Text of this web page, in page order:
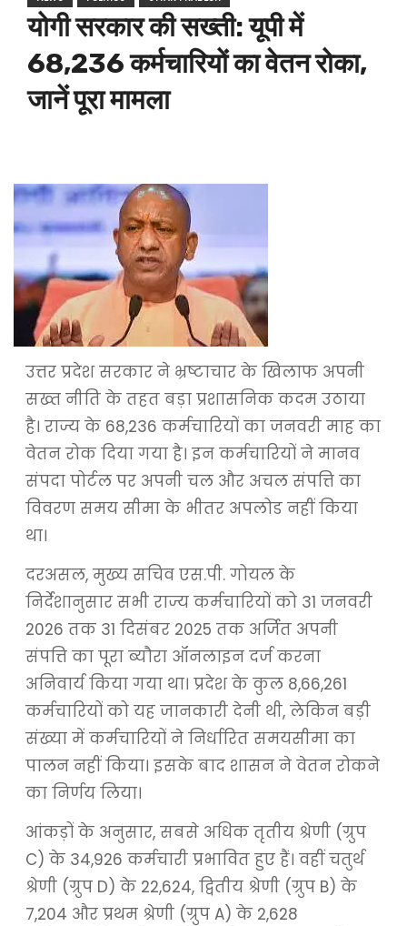
योगी सरकार की सख्ती: यूपी में
68,236 कर्मचारियों का वेतन रोका,
जानें पूरा मामला
उत्तर प्रदेश सरकार ने भ्रष्टाचार के खिलाफ अपनी
सख्त नीति के तहत बड़ा प्रशासनिक कदम उठाया
है। राज्य के 68,236 कर्मचारियों का जनवरी माह का
वेतन रोक दिया गया है। इन कर्मचारियों ने मानव
संपदा पोर्टल पर अपनी चल और अचल संपत्ति का
विवरण समय सीमा के भीतर अपलोड नहीं किया
था।
दरअसल, मुख्य सचिव एस.पी. गोयल के
निर्देशानुसार सभी राज्य कर्मचारियों को 31 जनवरी
2026 तक 31 दिसंबर 2025 तक अर्जित अपनी
संपत्ति का पूरा ब्यौरा ऑनलाइन दर्ज करना
अनिवार्य किया गया था। प्रदेश के कुल 8,66,261
कर्मचारियों को यह जानकारी देनी थी, लेकिन बड़ी
संख्या में कर्मचारियों ने निर्धारित समयसीमा का
पालन नहीं किया। इसके बाद शासन ने वेतन रोकने
का निर्णय लिया।
आंकड़ों के अनुसार, सबसे अधिक तृतीय श्रेणी (ग्रुप
C) के 34,926 कर्मचारी प्रभावित हुए हैं। वहीं चतुर्थ
श्रेणी (ग्रुप D) के 22,624, द्वितीय श्रेणी (ग्रुप B) के
7,204 और प्रथम श्रेणी (ग्रुप A) के 2,628